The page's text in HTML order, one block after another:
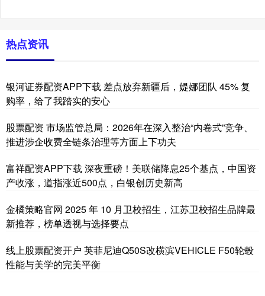
热点资讯
银河证券配资APP下载 差点放弃新疆后，媞娜团队 45% 复
购率，给了我踏实的安心
股票配资 市场监管总局：2026年在深入整治“内卷式”竞争、
推进涉企收费全链条治理等方面上下功夫
富祥配资APP下载 深夜重磅！美联储降息25个基点，中国资
产收涨，道指涨近500点，白银创历史新高
金橘策略官网 2025 年 10 月卫校招生，江苏卫校招生品牌最
新推荐，榜单透视与选择要点
线上股票配资开户 英菲尼迪Q50S改横滨VEHICLE F50轮毂
性能与美学的完美平衡